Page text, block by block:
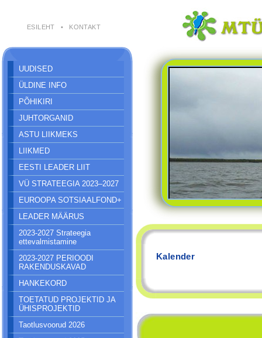
ESILEHT • KONTAKT
UUDISED
ÜLDINE INFO
PÕHIKIRI
JUHTORGANID
ASTU LIIKMEKS
LIIKMED
EESTI LEADER LIIT
VÜ STRATEEGIA 2023–2027
EUROOPA SOTSIAALFOND+
LEADER MÄÄRUS
2023-2027 Strateegia
ettevalmistamine
2023-2027 PERIOODI
RAKENDUSKAVAD
HANKEKORD
TOETATUD PROJEKTID JA
ÜHISPROJEKTID
Taotlusvoorud 2026
Kalender